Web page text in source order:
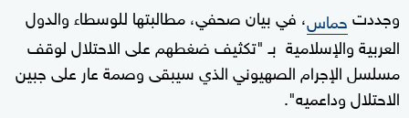
وجددتحماس، في بيان صحفي، مطالبتها للوسطاء والدول
العربية والإسلامية بـ "تكثيف ضغطهم على الاحتلال لوقف
مسلسل الإجرام الصهيوني الذي سيبقى وصمة عار على جبين
الاحتلال وداعميه".